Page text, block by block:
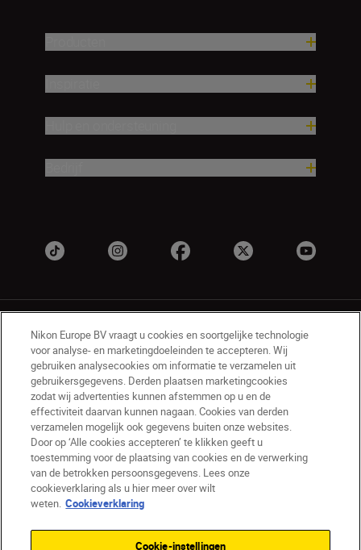
BE(nl) Nikon Sites
Contact opnemen
Privacyverklaring
Gebruiksvoorwaarden
Nikon Store - Algemene voorwaarden
Cookieverklaring
Toegankelijkheid
Cookie-instellingen
© 2026 Nikon
Nikon Europe BV vraagt u cookies en soortgelijke technologie
voor analyse- en marketingdoeleinden te accepteren. Wij
gebruiken analysecookies om informatie te verzamelen uit
gebruikersgegevens. Derden plaatsen marketingcookies
zodat wij advertenties kunnen afstemmen op u en de
effectiviteit daarvan kunnen nagaan. Cookies van derden
verzamelen mogelijk ook gegevens buiten onze websites.
Door op ‘Alle cookies accepteren’ te klikken geeft u
toestemming voor de plaatsing van cookies en de verwerking
van de betrokken persoonsgegevens. Lees onze
cookieverklaring als u hier meer over wilt
weten. Cookieverklaring
Cookie-instellingen